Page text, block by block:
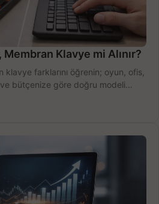
Klavye mi Alınır?
farklarını öğrenin; oyun, ofis,
ve bütçenize göre doğru modeli